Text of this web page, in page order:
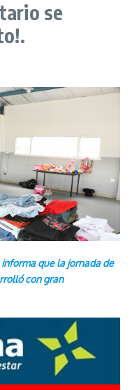
se
que la jornada de
con gran